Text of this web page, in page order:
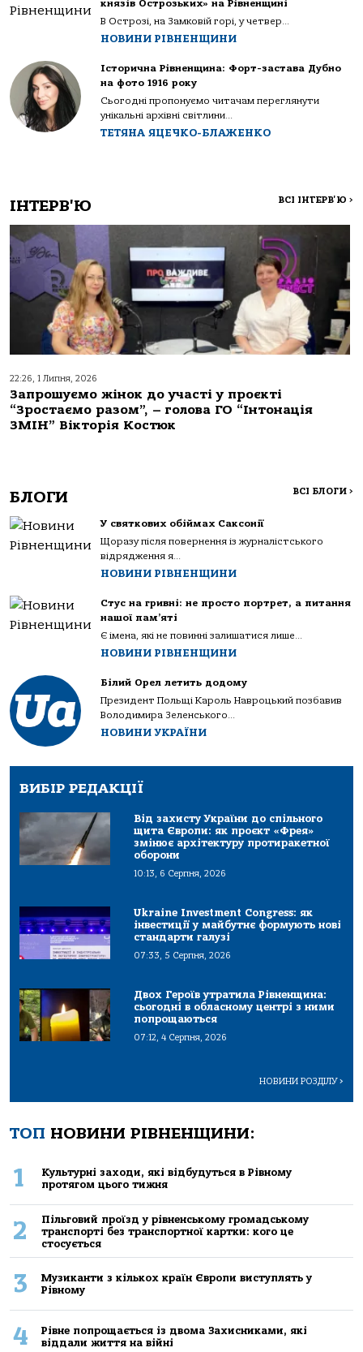
князів Острозьких» на Рівненщині
В Острозі, на Замковій горі, у четвер...
НОВИНИ РІВНЕНЩИНИ
Історична Рівненщина: Форт-застава Дубно
на фото 1916 року
Сьогодні пропонуємо читачам переглянути
унікальні архівні світлини...
ТЕТЯНА ЯЦЕЧКО-БЛАЖЕНКО
ІНТЕРВ'Ю ВСІ ІНТЕРВ'Ю >
22:26, 1 Липня, 2026
Запрошуємо жінок до участі у проєкті
“Зростаємо разом”, – голова ГО “Інтонація
ЗМІН” Вікторія Костюк
БЛОГИ ВСІ БЛОГИ >
У святкових обіймах Саксонії
Щоразу після повернення із журналістського
відрядження я...
НОВИНИ РІВНЕНЩИНИ
Стус на гривні: не просто портрет, а питання
нашої пам’яті
Є імена, які не повинні залишатися лише...
НОВИНИ РІВНЕНЩИНИ
Білий Орел летить додому
Президент Польщі Кароль Навроцький позбавив
Володимира Зеленського...
НОВИНИ УКРАЇНИ
ВИБІР РЕДАКЦІЇ
Від захисту України до спільного
щита Європи: як проєкт «Фрея»
змінює архітектуру протиракетної
оборони
10:13, 6 Серпня, 2026
Ukraine Investment Congress: як
інвестиції у майбутнє формують нові
стандарти галузі
07:33, 5 Серпня, 2026
Двох Героїв утратила Рівненщина:
сьогодні в обласному центрі з ними
попрощаються
07:12, 4 Серпня, 2026
НОВИНИ РОЗДІЛУ>
ТОП НОВИНИ РІВНЕНЩИНИ:
1
Культурні заходи, які відбудуться в Рівному
протягом цього тижня
2
Пільговий проїзд у рівненському громадському
транспорті без транспортної картки: кого це
стосується
3
Музиканти з кількох країн Європи виступлять у
Рівному
4
Рівне попрощається із двома Захисниками, які
віддали життя на війні